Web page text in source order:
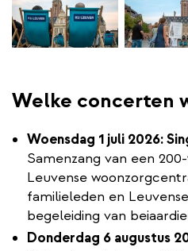
Welke concerten
Woensdag 1 juli 2026:
Samenzang van een
Leuvense
familieleden en
begeleiding van
Donderdag 6 augustus